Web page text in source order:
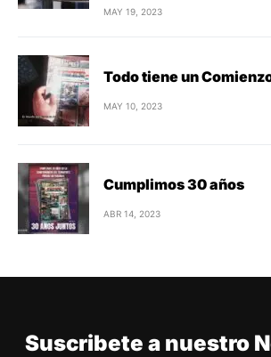
MAY 19, 2023
Todo tiene un
MAY 10, 2023
Cumplimos 30 años
ABR 14, 2023
Suscribete a nuestro